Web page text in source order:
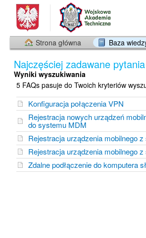
Strona główna Baza
Najczęściej zadawane pytania
Wyniki wyszukiwania
5 FAQs pasuje do Twoich kryteriów
Konfiguracja połączenia VPN
Rejestracja nowych urządzeń
do systemu MDM
Rejestracja urządzenia mobilnego
Rejestracja urządzenia mobilnego
Zdalne podłączenie do komputera